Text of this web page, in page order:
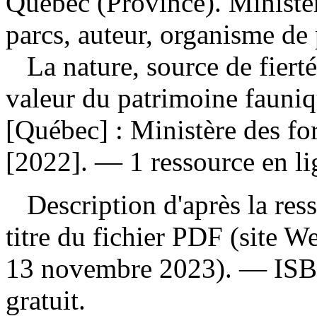
parcs, auteur, organisme
La nature, source de
valeur du patrimoine
[Québec] : Ministère des
[2022]. — 1 ressource en
Description d'après la
titre du fichier PDF (site
13 novembre 2023). —
gratuit.